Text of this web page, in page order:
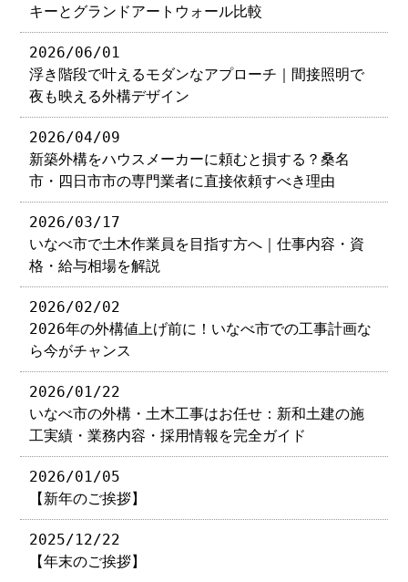
キーとグランドアートウォール比較
2026/06/01
浮き階段で叶えるモダンなアプローチ｜間接照明で
夜も映える外構デザイン
2026/04/09
新築外構をハウスメーカーに頼むと損する？桑名
市・四日市市の専門業者に直接依頼すべき理由
2026/03/17
いなべ市で土木作業員を目指す方へ｜仕事内容・資
格・給与相場を解説
2026/02/02
2026年の外構値上げ前に！いなべ市での工事計画な
ら今がチャンス
2026/01/22
いなべ市の外構・土木工事はお任せ：新和土建の施
工実績・業務内容・採用情報を完全ガイド
2026/01/05
【新年のご挨拶】
2025/12/22
【年末のご挨拶】